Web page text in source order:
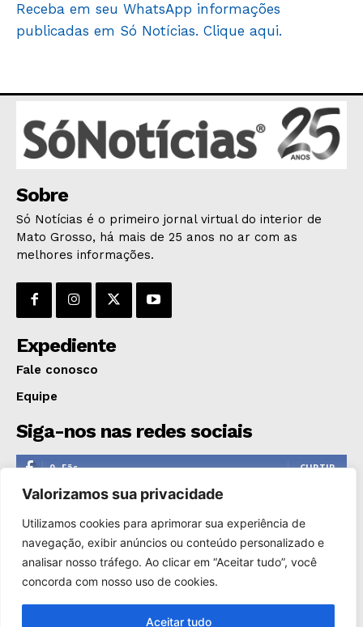
ÚLTIMAS NOTÍCIAS
Valorizamos sua privacidade
Utilizamos cookies para aprimorar sua experiência de
navegação, exibir anúncios ou conteúdo personalizado e
analisar nosso tráfego. Ao clicar em “Aceitar tudo”, você
concorda com nosso uso de cookies.
Aceitar tudo
Receba em seu WhatsApp informações
publicadas em Só Notícias. Clique aqui.
Sobre
Só Notícias é o primeiro jornal virtual do interior de
Mato Grosso, há mais de 25 anos no ar com as
melhores informações.
Expediente
Fale conosco
Equipe
Siga-nos nas redes sociais
0 Fãs CURTIR
0 Seguidores
1,110 Seguidores SEGUIR
0 Inscritos INSCREVER